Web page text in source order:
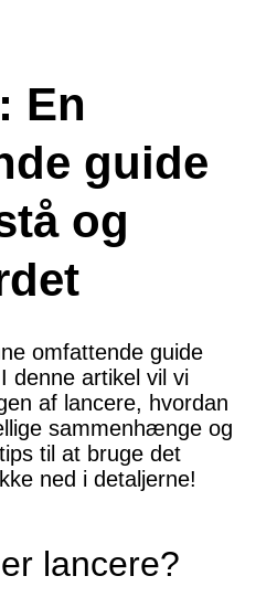
En
guide
og
omfattende guide
denne artikel vil vi
af ​​lancere, hvordan
sammenhænge og
til at bruge det
ned i detaljerne!
lancere?